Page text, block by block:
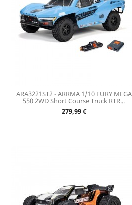
ARA3221ST2 - ARRMA 1/10 FURY MEGA
550 2WD Short Course Truck RTR...
Prix
279,99 €